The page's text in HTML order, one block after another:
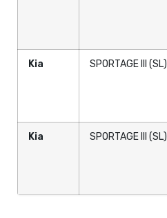
Kia SPORTAGE III (SL)
Kia SPORTAGE III (SL)